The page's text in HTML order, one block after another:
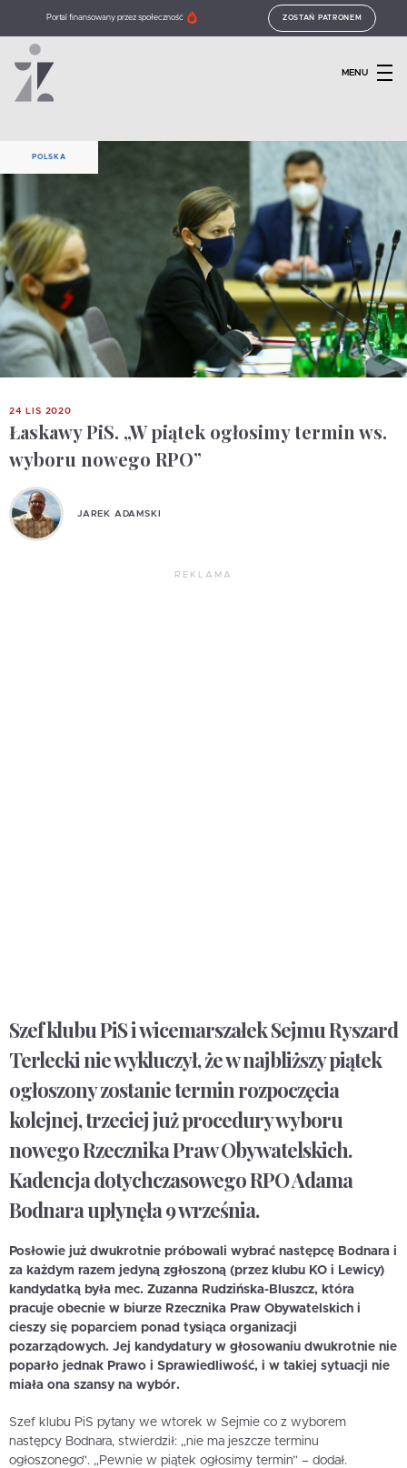
Portal finansowany przez społeczność ZOSTAŃ PATRONEM
MENU
POLSKA
24 LIS 2020
Łaskawy PiS. „W piątek ogłosimy termin ws.
wyboru nowego RPO”
JAREK ADAMSKI
REKLAMA
Szef klubu PiS i wicemarszałek Sejmu Ryszard
Terlecki nie wykluczył, że w najbliższy piątek
ogłoszony zostanie termin rozpoczęcia
kolejnej, trzeciej już procedury wyboru
nowego Rzecznika Praw Obywatelskich.
Kadencja dotychczasowego RPO Adama
Bodnara upłynęła 9 września.
Posłowie już dwukrotnie próbowali wybrać następcę Bodnara i
za każdym razem jedyną zgłoszoną (przez klubu KO i Lewicy)
kandydatką była mec. Zuzanna Rudzińska-Bluszcz, która
pracuje obecnie w biurze Rzecznika Praw Obywatelskich i
cieszy się poparciem ponad tysiąca organizacji
pozarządowych. Jej kandydatury w głosowaniu dwukrotnie nie
poparło jednak Prawo i Sprawiedliwość, i w takiej sytuacji nie
miała ona szansy na wybór.
Szef klubu PiS pytany we wtorek w Sejmie co z wyborem
następcy Bodnara, stwierdził: „nie ma jeszcze terminu
ogłoszonego”. „Pewnie w piątek ogłosimy termin” – dodał.